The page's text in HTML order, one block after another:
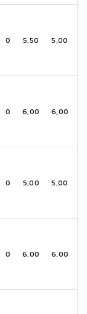
0 5,50 5,00
0 6,00 6,00
0 5,00 5,00
0 6,00 6,00